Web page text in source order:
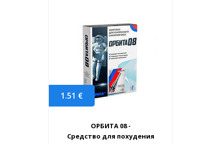
1.51 €
ОРБИТА 08 -
Средство для похудения